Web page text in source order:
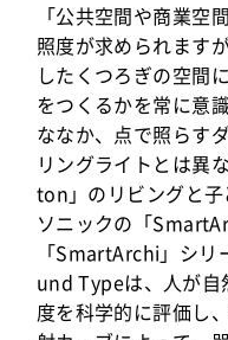
「公共空間や商業空
照度が求められます
したくつろぎの空間
をつくるかを常に意
ななか、点で照らす
リングライトとは異
ton」のリビングと
ソニックの「
「SmartArchi」シ
und Typeは、人が自
度を科学的に評価し